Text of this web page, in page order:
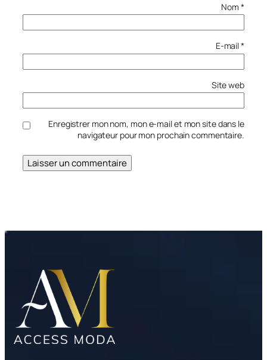
Nom*
E-mail*
Site web
Enregistrer mon nom, mon e-mail et mon site dans le
navigateur pour mon prochain commentaire.